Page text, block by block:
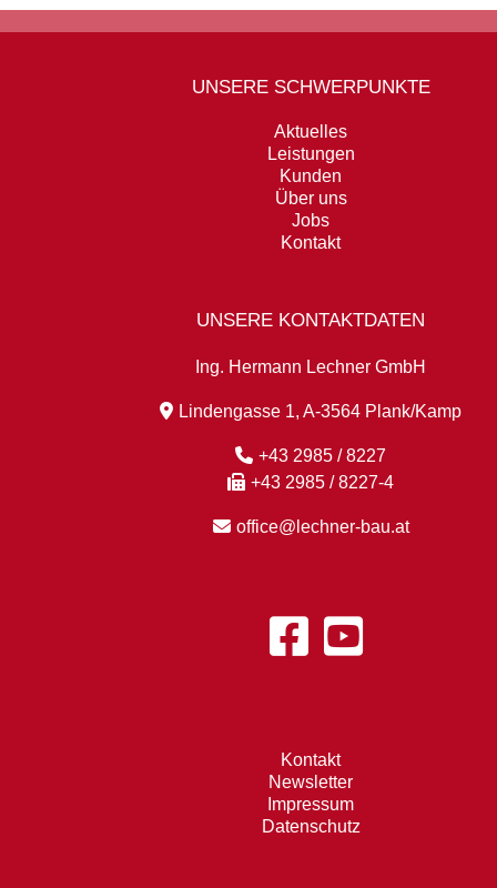
UNSERE SCHWERPUNKTE
Aktuelles
Leistungen
Kunden
Über uns
Jobs
Kontakt
UNSERE KONTAKTDATEN
Ing. Hermann Lechner GmbH
Lindengasse 1, A-3564 Plank/Kamp
+43 2985 / 8227
+43 2985 / 8227-4
office@lechner-bau.at
Kontakt
Newsletter
Impressum
Datenschutz